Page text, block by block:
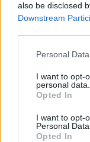
also be disclosed
Downstream
Personal
I want to opt-
personal data.
Opted In
I want to opt-
Personal Data.
Opted In
2026.